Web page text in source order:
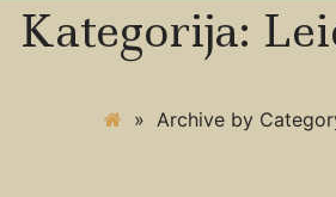
Kategorija:
» Archive by